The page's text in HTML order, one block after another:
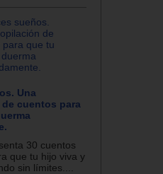
Una
cuentos para
30 cuentos
que tu hijo viva y
sin límites....